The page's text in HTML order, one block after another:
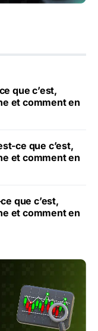
que c’est,
et comment en
ce que c’est,
et comment en
que c’est,
et comment en